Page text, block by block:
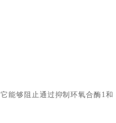
能够阻止通过抑制环氧合酶1和